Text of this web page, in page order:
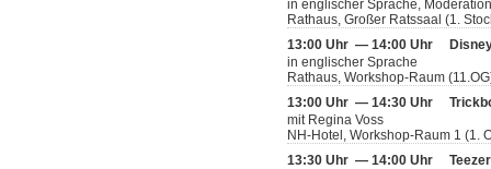
in englischer Sprache,
Rathaus, Großer Ratssaal (1.
13:00 Uhr — 14:00 Uhr
in englischer Sprache
Rathaus, Workshop-Raum
13:00 Uhr — 14:30 Uhr
mit Regina Voss
NH-Hotel, Workshop-Raum 1 (1.
13:30 Uhr — 14:00 Uhr